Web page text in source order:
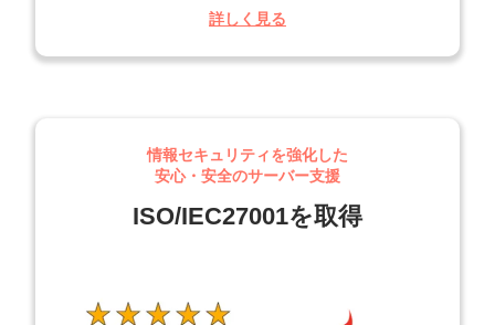
詳しく見る
情報セキュリティを強化した
安心・安全のサーバー支援
ISO/IEC27001を取得